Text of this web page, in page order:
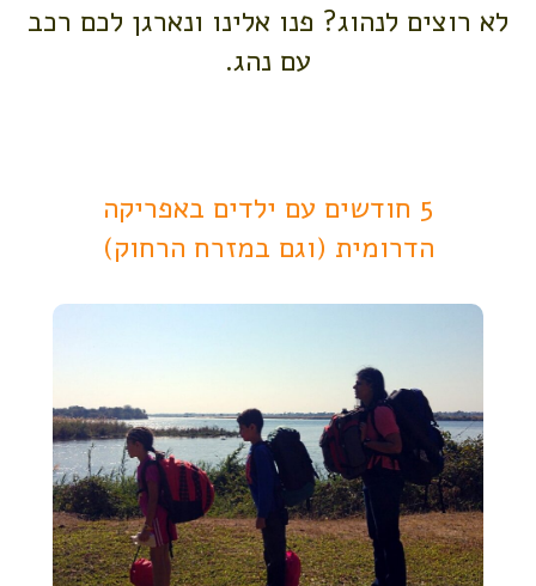
לא רוצים לנהוג? פנו אלינו ונארגן לכם רכב
עם נהג.
5 חודשים עם ילדים באפריקה
הדרומית (וגם במזרח הרחוק)